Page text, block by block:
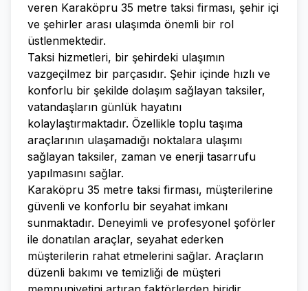
veren Karaköpru 35 metre taksi firması, şehir içi
ve şehirler arası ulaşımda önemli bir rol
üstlenmektedir.
Taksi hizmetleri, bir şehirdeki ulaşımın
vazgeçilmez bir parçasıdır. Şehir içinde hızlı ve
konforlu bir şekilde dolaşım sağlayan taksiler,
vatandaşların günlük hayatını
kolaylaştırmaktadır. Özellikle toplu taşıma
araçlarının ulaşamadığı noktalara ulaşımı
sağlayan taksiler, zaman ve enerji tasarrufu
yapılmasını sağlar.
Karaköpru 35 metre taksi firması, müşterilerine
güvenli ve konforlu bir seyahat imkanı
sunmaktadır. Deneyimli ve profesyonel şoförler
ile donatılan araçlar, seyahat ederken
müşterilerin rahat etmelerini sağlar. Araçların
düzenli bakımı ve temizliği de müşteri